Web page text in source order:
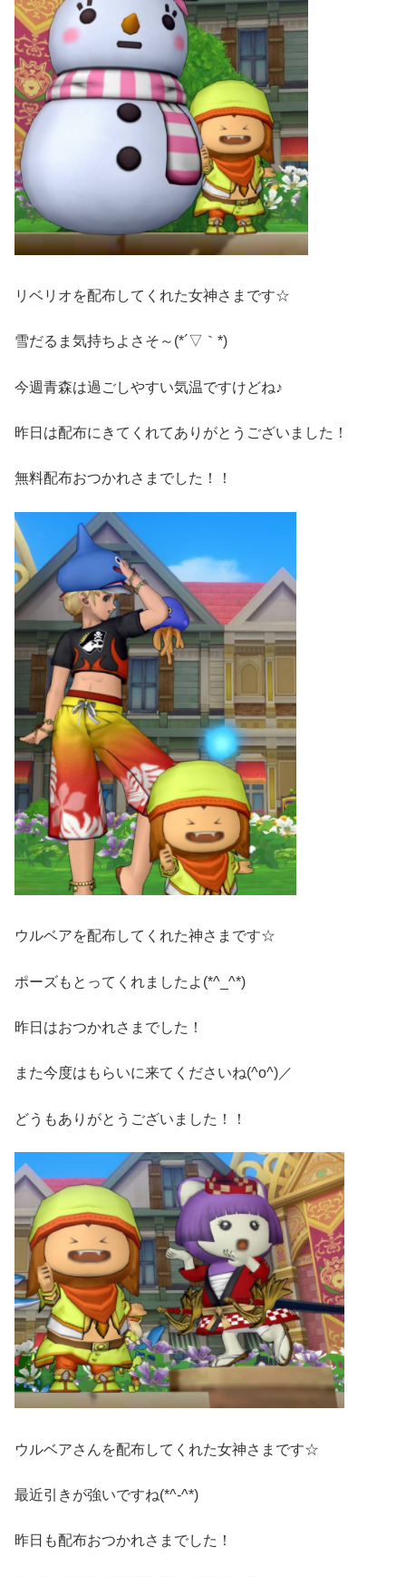
リベリオを配布してくれた女神さまです☆
雪だるま気持ちよさそ～(*´▽｀*)
今週青森は過ごしやすい気温ですけどね♪
昨日は配布にきてくれてありがとうございました！
無料配布おつかれさまでした！！
ウルベアを配布してくれた神さまです☆
ポーズもとってくれましたよ(*^_^*)
昨日はおつかれさまでした！
また今度はもらいに来てくださいね(^o^)／
どうもありがとうございました！！
ウルベアさんを配布してくれた女神さまです☆
最近引きが強いですね(*^-^*)
昨日も配布おつかれさまでした！